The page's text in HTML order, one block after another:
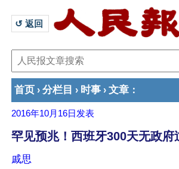
↺ 返回
首页 › 分栏目 › 时事 › 文章 ：
2016年10月16日 发表
罕见预兆！西班牙300天无政府
戚思